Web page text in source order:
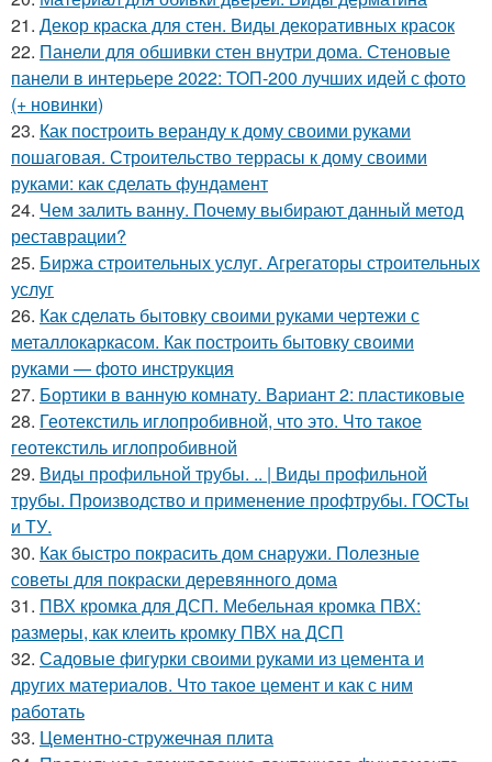
21. Декор краска для стен. Виды декоративных красок
22. Панели для обшивки стен внутри дома. Стеновые
панели в интерьере 2022: ТОП-200 лучших идей с фото
(+ новинки)
23. Как построить веранду к дому своими руками
пошаговая. Строительство террасы к дому своими
руками: как сделать фундамент
24. Чем залить ванну. Почему выбирают данный метод
реставрации?
25. Биржа строительных услуг. Агрегаторы строительных
услуг
26. Как сделать бытовку своими руками чертежи с
металлокаркасом. Как построить бытовку своими
руками — фото инструкция
27. Бортики в ванную комнату. Вариант 2: пластиковые
28. Геотекстиль иглопробивной, что это. Что такое
геотекстиль иглопробивной
29. Виды профильной трубы. .. | Виды профильной
трубы. Производство и применение профтрубы. ГОСТы
и ТУ.
30. Как быстро покрасить дом снаружи. Полезные
советы для покраски деревянного дома
31. ПВХ кромка для ДСП. Мебельная кромка ПВХ:
размеры, как клеить кромку ПВХ на ДСП
32. Садовые фигурки своими руками из цемента и
других материалов. Что такое цемент и как с ним
работать
33. Цементно-стружечная плита